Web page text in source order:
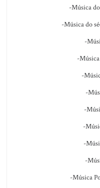
-Música
-Música do
-
-
-
-
-
-
-
-
-Música